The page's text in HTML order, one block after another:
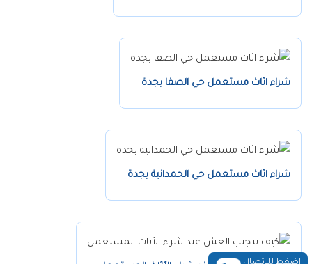
شراء اثاث مستعمل حي الصفا بجدة
شراء اثاث مستعمل حي الحمدانية بجدة